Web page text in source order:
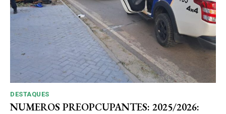
DESTAQUES
NUMEROS PREOPCUPANTES: 2025/2026: